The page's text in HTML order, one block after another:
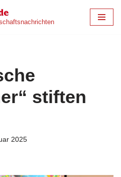
stiften
2025